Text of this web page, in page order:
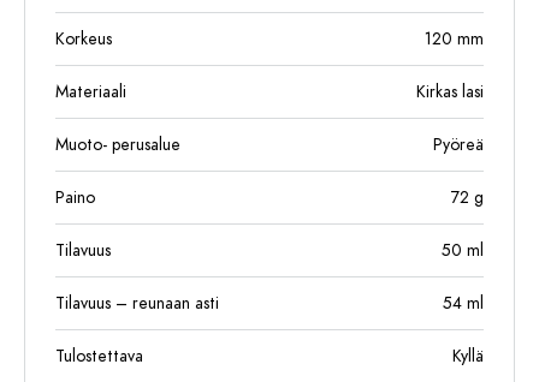
Korkeus 120 mm
Materiaali Kirkas lasi
Muoto- perusalue Pyöreä
Paino 72 g
Tilavuus 50 ml
Tilavuus – reunaan asti 54 ml
Tulostettava Kyllä